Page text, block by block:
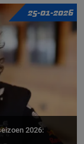
25-01-2026
2026: